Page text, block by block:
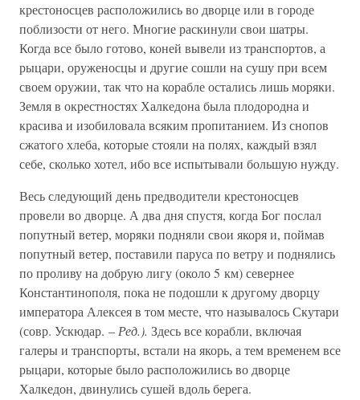
крестоносцев расположились во дворце или в городе
поблизости от него. Многие раскинули свои шатры.
Когда все было готово, коней вывели из транспортов, а
рыцари, оруженосцы и другие сошли на сушу при всем
своем оружии, так что на корабле остались лишь моряки.
Земля в окрестностях Халкедона была плодородна и
красива и изобиловала всяким пропитанием. Из снопов
сжатого хлеба, которые стояли на полях, каждый взял
себе, сколько хотел, ибо все испытывали большую нужду.
Весь следующий день предводители крестоносцев
провели во дворце. А два дня спустя, когда Бог послал
попутный ветер, моряки подняли свои якоря и, поймав
попутный ветер, поставили паруса по ветру и поднялись
по проливу на добрую лигу (около 5 км) севернее
Константинополя, пока не подошли к другому дворцу
императора Алексея в том месте, что называлось Скутари
(совр. Ускюдар. – Ред.). Здесь все корабли, включая
галеры и транспорты, встали на якорь, а тем временем все
рыцари, которые было расположились во дворце
Халкедон, двинулись сушей вдоль берега.